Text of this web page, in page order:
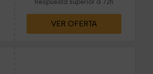
Respuesta superior a 72h
VER OFERTA